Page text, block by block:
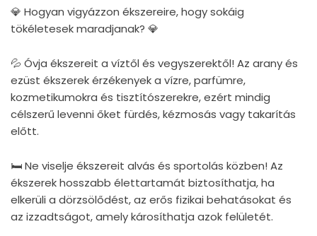
💎 Hogyan vigyázzon ékszereire, hogy sokáig
tökéletesek maradjanak? 💎
💦 Óvja ékszereit a víztől és vegyszerektől! Az arany és
ezüst ékszerek érzékenyek a vízre, parfümre,
kozmetikumokra és tisztítószerekre, ezért mindig
célszerű levenni őket fürdés, kézmosás vagy takarítás
előtt.
🛏 Ne viselje ékszereit alvás és sportolás közben! Az
ékszerek hosszabb élettartamát biztosíthatja, ha
elkerüli a dörzsölődést, az erős fizikai behatásokat és
az izzadtságot, amely károsíthatja azok felületét.